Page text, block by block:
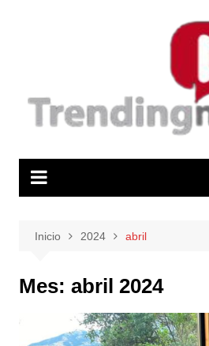
Inicio 2024 abril
Mes: abril 2024